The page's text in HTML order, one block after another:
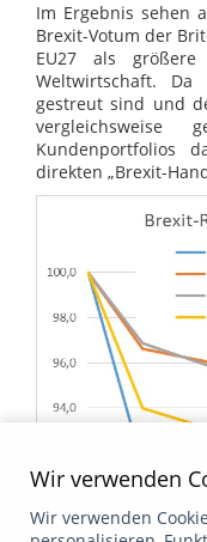
Im Ergebnis sehen
Brexit-Votum der
EU27 als
Weltwirtschaft. Da
gestreut sind und
vergleichsweise
Kundenportfolios
direkten „Brexit-
Wir verwenden
Wir verwenden